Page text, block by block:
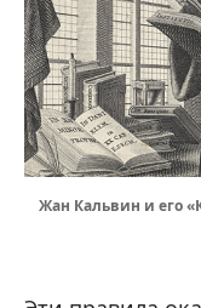
Жан Кальвин и его